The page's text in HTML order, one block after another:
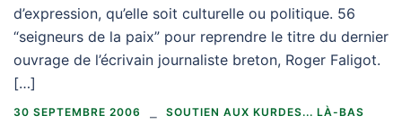
d’expression, qu’elle soit culturelle ou politique. 56
“seigneurs de la paix” pour reprendre le titre du dernier
ouvrage de l’écrivain journaliste breton, Roger Faligot.
[…]
30 SEPTEMBRE 2006 SOUTIEN AUX KURDES... LÀ-BAS